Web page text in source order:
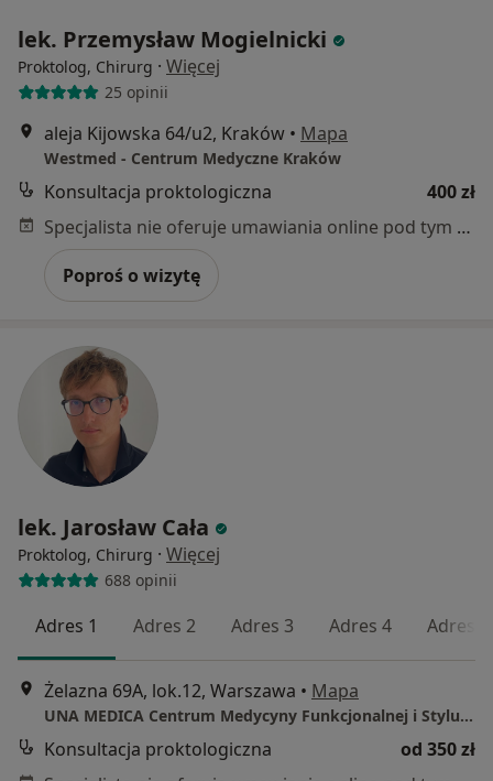
lek. Przemysław Mogielnicki
Proktolog, Chirurg · Więcej
25 opinii
aleja Kijowska 64/u2, Kraków • Mapa
Westmed - Centrum Medyczne Kraków
Konsultacja proktologiczna
400 zł
Specjalista nie oferuje umawiania online pod tym adresem.
Poproś o wizytę
lek. Jarosław Cała
Proktolog, Chirurg · Więcej
688 opinii
Adres 1 Adres 2 Adres 3 Adres 4 Adres 5
Żelazna 69A, lok.12, Warszawa • Mapa
UNA MEDICA Centrum Medycyny Funkcjonalnej i Stylu Życia
Konsultacja proktologiczna
od 350 zł